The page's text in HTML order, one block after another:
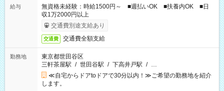
給与
無資格未経験：時給1500円～ ■週払いOK ■扶養内OK ■日
収1万2000円以上
交通費別途支給あり
交通費 交通費全額支給
勤務地
東京都世田谷区
三軒茶屋駅 / 世田谷駅 / 下高井戸駅 / …
≪自宅からドアtoドアで30分以内！≫ご希望の勤務地を紹介
します。